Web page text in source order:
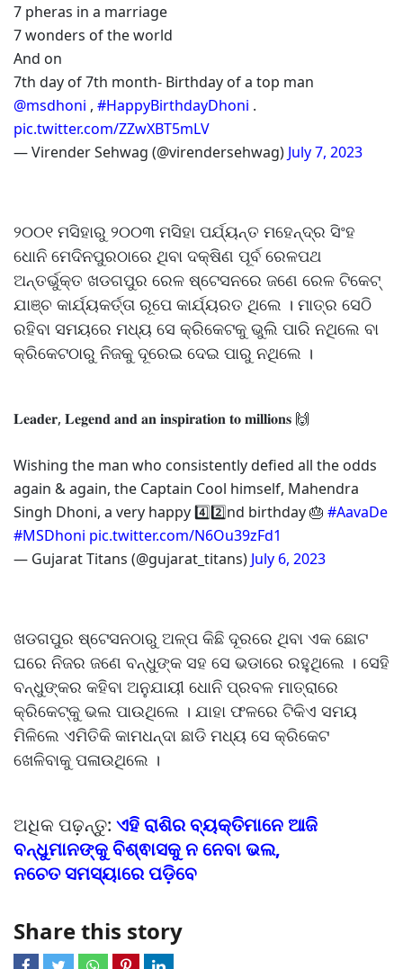
7 pheras in a marriage
7 wonders of the world
And on
7th day of 7th month- Birthday of a top man
@msdhoni , #HappyBirthdayDhoni .
pic.twitter.com/ZZwXBT5mLV
— Virender Sehwag (@virendersehwag) July 7, 2023
୨୦୦୧ ମସିହାରୁ ୨୦୦୩ ମସିହା ପର୍ଯ୍ୟନ୍ତ ମହେନ୍ଦ୍ର ସିଂହ
ଧୋନି ମେଦିନପୁରଠାରେ ଥିବା ଦକ୍ଷିଣ ପୂର୍ବ ରେଳପଥ
ଅନ୍ତର୍ଭୁକ୍ତ ଖଡଗପୁର ରେଳ ଷ୍ଟେସନରେ ଜଣେ ରେଳ ଟିକେଟ୍
ଯାଞ୍ଚ କାର୍ଯ୍ୟକର୍ତ୍ତା ରୂପେ କାର୍ଯ୍ୟରତ ଥିଲେ । ମାତ୍ର ସେଠି
ରହିବା ସମୟରେ ମଧ୍ୟ ସେ କ୍ରିକେଟକୁ ଭୁଲି ପାରି ନଥିଲେ ବା
କ୍ରିକେଟଠାରୁ ନିଜକୁ ଦୂରେଇ ଦେଇ ପାରୁ ନଥିଲେ ।
𝐋𝐞𝐚𝐝𝐞𝐫, 𝐋𝐞𝐠𝐞𝐧𝐝 𝐚𝐧𝐝 𝐚𝐧 𝐢𝐧𝐬𝐩𝐢𝐫𝐚𝐭𝐢𝐨𝐧 𝐭𝐨 𝐦𝐢𝐥𝐥𝐢𝐨𝐧𝐬 🙌
Wishing the man who consistently defied all the odds
again & again, the Captain Cool himself, Mahendra
Singh Dhoni, a very happy 4️⃣2️⃣nd birthday 🎂 #AavaDe
#MSDhoni pic.twitter.com/N6Ou39zFd1
— Gujarat Titans (@gujarat_titans) July 6, 2023
ଖଡଗପୁର ଷ୍ଟେସନଠାରୁ ଅଳ୍ପ କିଛି ଦୂରରେ ଥିବା ଏକ ଛୋଟ
ଘରେ ନିଜର ଜଣେ ବନ୍ଧୁଙ୍କ ସହ ସେ ଭଡାରେ ରହୁଥିଲେ । ସେହି
ବନ୍ଧୁଙ୍କର କହିବା ଅନୁଯାୟୀ ଧୋନି ପ୍ରବଳ ମାତ୍ରାରେ
କ୍ରିକେଟ୍କୁ ଭଲ ପାଉଥିଲେ । ଯାହା ଫଳରେ ଟିକିଏ ସମୟ
ମିଳିଲେ ଏମିତିକି କାମଧନ୍ଦା ଛାଡି ମଧ୍ୟ ସେ କ୍ରିକେଟ
ଖେଳିବାକୁ ପଳାଉଥିଲେ ।
ଅଧିକ ପଢ଼ନ୍ତୁ: ଏହି ରାଶିର ବ୍ୟକ୍ତିମାନେ ଆଜି
ବନ୍ଧୁମାନଙ୍କୁ ବିଶ୍ଵାସକୁ ନ ନେବା ଭଲ,
ନଚେତ ସମସ୍ୟାରେ ପଡ଼ିବେ
Share this story